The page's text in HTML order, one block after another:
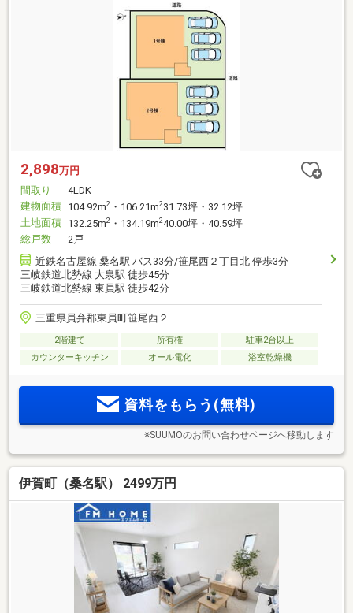
2,898万円
間取り
4LDK
建物面積 104.92m2 ・106.21m231.73坪・32.12坪
土地面積 132.25m2 ・134.19m240.00坪・40.59坪
総戸数
2戸
近鉄名古屋線 桑名駅 バス33分/笹尾西２丁目北 停歩3分
三岐鉄道北勢線 大泉駅 徒歩45分
三岐鉄道北勢線 東員駅 徒歩42分
三重県員弁郡東員町笹尾西２
2階建て 所有権
駐車2台以上
カウンターキッチン
オール電化 浴室乾燥機
資料をもらう(無料)
※SUUMOのお問い合わせページへ移動します
伊賀町（桑名駅） 2499万円